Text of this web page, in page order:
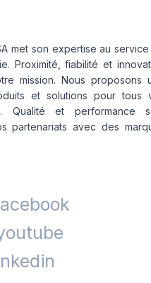
met son expertise au
Proximité, fiabilité et
mission. Nous proposons
et solutions pour tous
Qualité et performance
partenariats avec des